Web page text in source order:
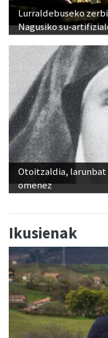
Lurraldebuseko
Nagusiko su-
Otoitzaldia, larunbat
omenez
Ikusienak